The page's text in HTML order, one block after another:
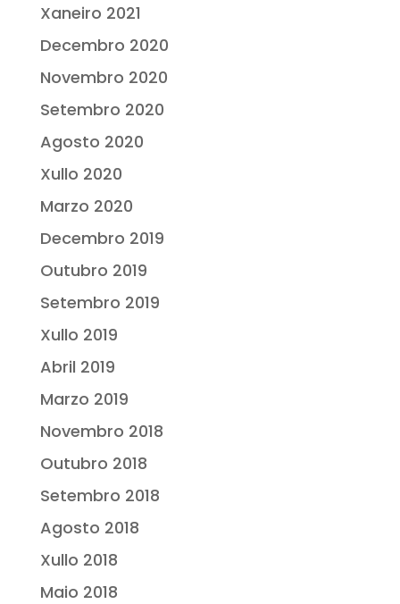
Xaneiro 2021
Decembro 2020
Novembro 2020
Setembro 2020
Agosto 2020
Xullo 2020
Marzo 2020
Decembro 2019
Outubro 2019
Setembro 2019
Xullo 2019
Abril 2019
Marzo 2019
Novembro 2018
Outubro 2018
Setembro 2018
Agosto 2018
Xullo 2018
Maio 2018